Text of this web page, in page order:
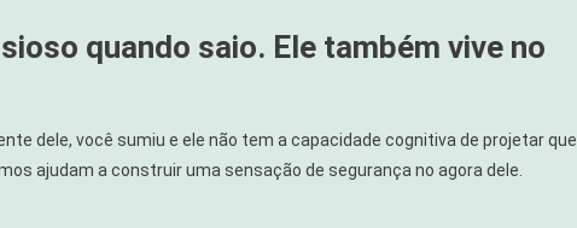
quando saio. Ele também vive no
dele, você sumiu e ele não tem a capacidade cognitiva de projetar que
ajudam a construir uma sensação de segurança no agora dele.